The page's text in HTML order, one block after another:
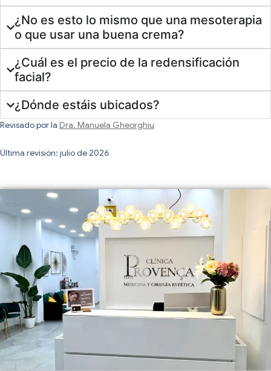
¿No es esto lo mismo que una mesoterapia
o que usar una buena crema?
¿Cuál es el precio de la redensificación
facial?
¿Dónde estáis ubicados?
Revisado por la Dra. Manuela Gheorghiu
Última revisión: julio de 2026